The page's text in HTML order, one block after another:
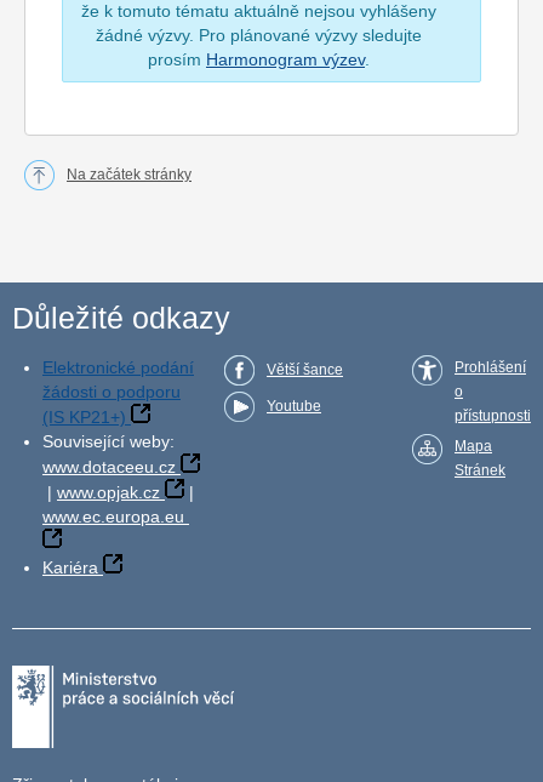
že k tomuto tématu aktuálně nejsou vyhlášeny
žádné výzvy. Pro plánované výzvy sledujte
prosím Harmonogram výzev.
Na začátek stránky
Důležité odkazy
Elektronické podání
žádosti o podporu
(IS KP21+)
Související weby:
www.dotaceeu.cz
| www.opjak.cz
|
www.ec.europa.eu
Kariéra
Větší šance
Youtube
Prohlášení
o
přístupnosti
Mapa
Stránek